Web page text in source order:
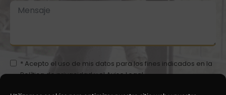
* Acepto el uso de mis datos para los fines indicados en la
Política de privacidady elAviso Legal